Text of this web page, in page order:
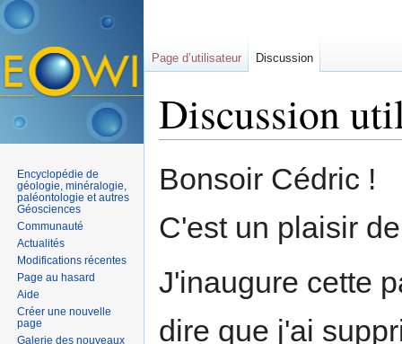
Discussion
Bonsoir Cédric !
C'est un plaisir
J'inaugure cette
dire que j'ai
Page d’utilisateur Discussion
Encyclopédie de
géologie, minéralogie,
paléontologie et autres
Géosciences
Communauté
Actualités
Modifications récentes
Page au hasard
Aide
Créer une nouvelle
page
Galerie des nouveaux